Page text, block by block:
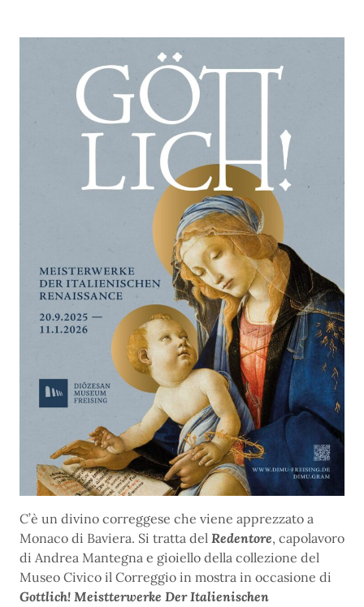
C’è un divino correggese che viene apprezzato a
Monaco di Baviera. Si tratta del Redentore, capolavoro
di Andrea Mantegna e gioiello della collezione del
Museo Civico il Correggio in mostra in occasione di
Gottlich! Meistterwerke Der Italienischen